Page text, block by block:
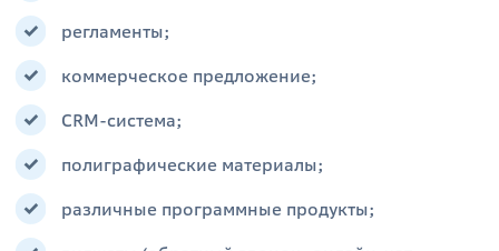
регламенты;
коммерческое предложение;
CRM-система;
полиграфические материалы;
различные программные продукты;